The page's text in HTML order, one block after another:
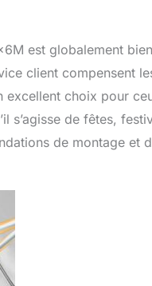
est globalement
client compensent
excellent choix pour
s’agisse de fêtes,
de montage et